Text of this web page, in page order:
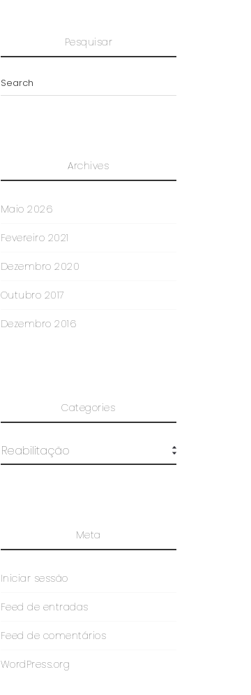
Pesquisar
Archives
Maio 2026
Fevereiro 2021
Dezembro 2020
Outubro 2017
Dezembro 2016
Categories
Meta
Iniciar sessão
Feed de entradas
Feed de comentários
WordPress.org